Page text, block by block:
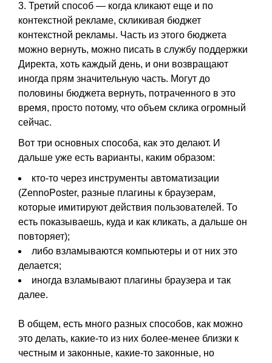
3. Третий способ — когда кликают еще и по
контекстной рекламе, скликивая бюджет
контекстной рекламы. Часть из этого бюджета
можно вернуть, можно писать в службу поддержки
Директа, хоть каждый день, и они возвращают
иногда прям значительную часть. Могут до
половины бюджета вернуть, потраченного в это
время, просто потому, что объем склика огромный
сейчас.
Вот три основных способа, как это делают. И
дальше уже есть варианты, каким образом:
кто-то через инструменты автоматизации
(ZennoPoster, разные плагины к браузерам,
которые имитируют действия пользователей. То
есть показываешь, куда и как кликать, а дальше он
повторяет);
либо взламываются компьютеры и от них это
делается;
иногда взламывают плагины браузера и так
далее.
В общем, есть много разных способов, как можно
это делать, какие-то из них более-менее близки к
честным и законные, какие-то законные, но